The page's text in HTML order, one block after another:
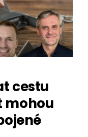
cestu
mohou